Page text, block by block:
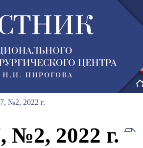
№2, 2022 г.
№2, 2022 г.